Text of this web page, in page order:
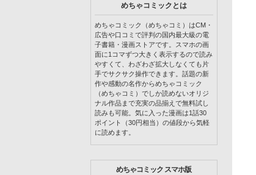
めちゃコミックとは
めちゃコミック（めちゃコミ）はCM・
広告や口コミで評判の国内最大級の電
子書籍・漫画ストアです。スマホの画
面に1コマずつ大きく表示するので読み
やすくて、わざわざ拡大しなくても片
手でサクサク操作できます。話題の新
作や感動の名作からめちゃコミック
（めちゃコミ）でしか読めないオリジ
ナル作品まで充実の品揃えで無料試し
読みも可能。気に入った漫画は1話30
ポイント（30円相当）の値段から気軽
に読めます。
めちゃコミック スマホ版